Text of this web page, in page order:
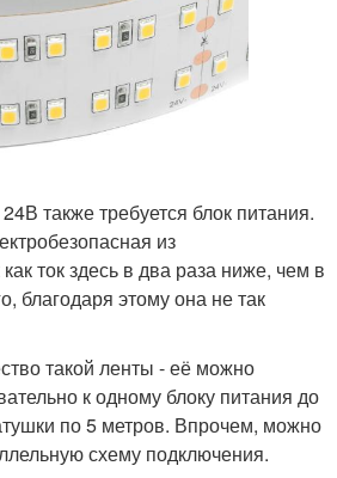
также требуется блок питания.
из
ток здесь в два раза ниже, чем в
благодаря этому она не так
такой ленты - её можно
к одному блоку питания до
по 5 метров. Впрочем, можно
схему подключения.